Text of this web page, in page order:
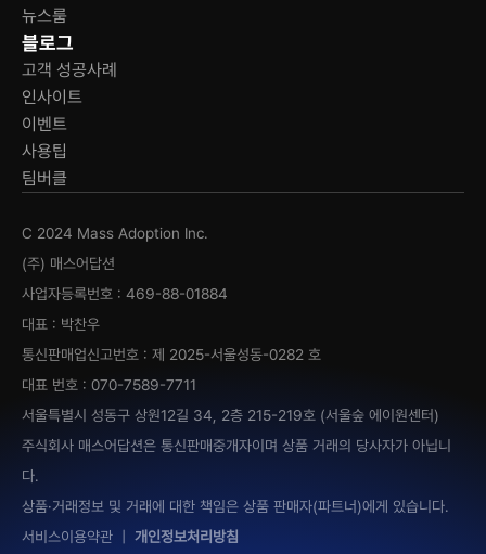
뉴스룸
블로그
고객 성공사례
인사이트
이벤트
사용팁
팀버클
C 2024 Mass Adoption Inc.
(주) 매스어답션
사업자등록번호 : 469-88-01884
대표 : 박찬우
통신판매업신고번호 : 제 2025-서울성동-0282 호
대표 번호 : 070-7589-7711
서울특별시 성동구 상원12길 34, 2층 215-219호 (서울숲 에이원센터)
주식회사 매스어답션은 통신판매중개자이며 상품 거래의 당사자가 아닙니
다.
상품·거래정보 및 거래에 대한 책임은 상품 판매자(파트너)에게 있습니다.
서비스이용약관
개인정보처리방침